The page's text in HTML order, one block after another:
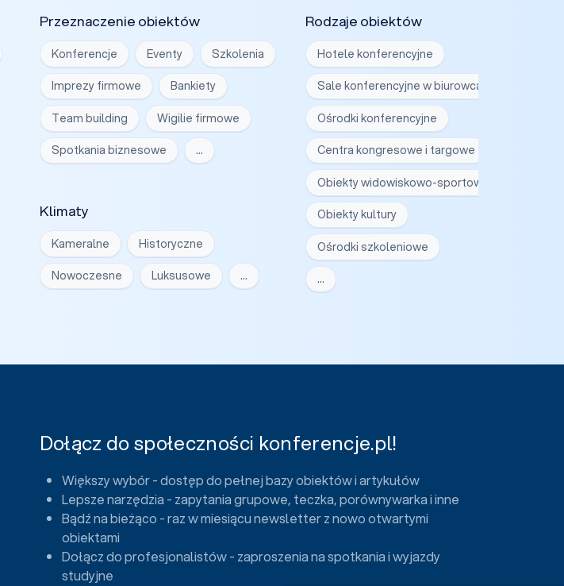
Klimaty
Kameralne Historyczne
Nowoczesne Luksusowe …
Przeznaczenie obiektów
Konferencje Eventy Szkolenia
Imprezy firmowe Bankiety
Team building Wigilie firmowe
Spotkania biznesowe …
Rodzaje obiektów
Hotele konferencyjne
Sale konferencyjne w biurowcach
Ośrodki konferencyjne
Centra kongresowe i targowe
Obiekty widowiskowo-sportowe
Obiekty kultury
Ośrodki szkoleniowe
…
Dołącz do społeczności konferencje.pl!
Większy wybór - dostęp do pełnej bazy obiektów i artykułów
Lepsze narzędzia - zapytania grupowe, teczka, porównywarka i inne
Bądź na bieżąco - raz w miesiącu newsletter z nowo otwartymi
obiektami
Dołącz do profesjonalistów - zaproszenia na spotkania i wyjazdy
studyjne